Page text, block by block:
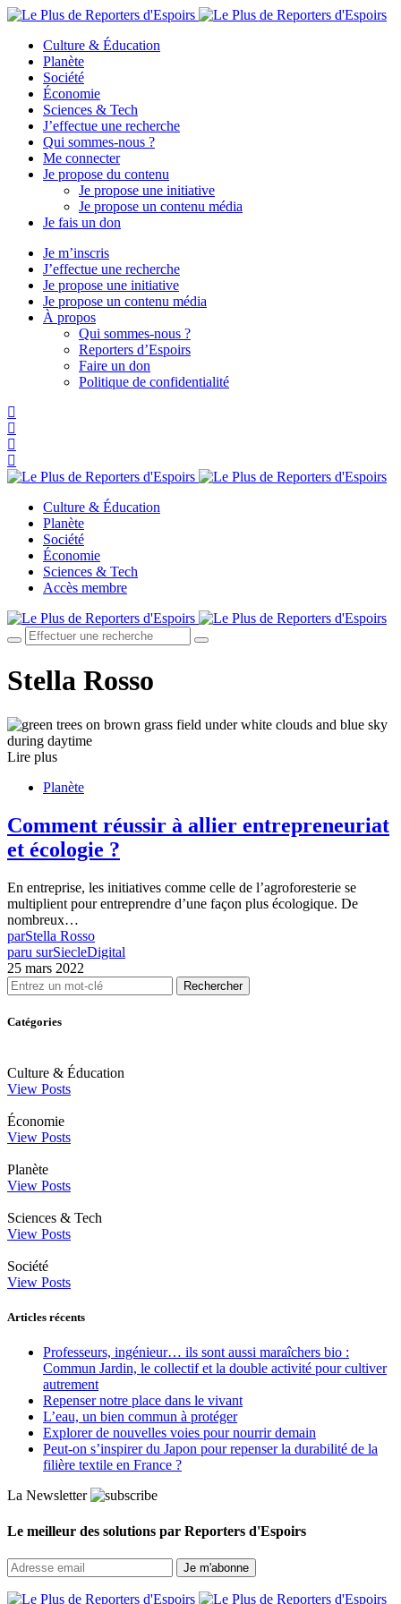
Culture & Éducation
Planète
Société
Économie
Sciences & Tech
J’effectue une recherche
Qui sommes-nous ?
Me connecter
Je propose du contenu
Je propose une initiative
Je propose un contenu média
Je fais un don
Je m’inscris
J’effectue une recherche
Je propose une initiative
Je propose un contenu média
À propos
Qui sommes-nous ?
Reporters d’Espoirs
Faire un don
Politique de confidentialité
Culture & Éducation
Planète
Société
Économie
Sciences & Tech
Accès membre
Stella Rosso
Lire plus
Planète
Comment réussir à allier entrepreneuriat
et écologie ?
En entreprise, les initiatives comme celle de l’agroforesterie se
multiplient pour entreprendre d’une façon plus écologique. De
nombreux…
parStella Rosso
paru surSiecleDigital
25 mars 2022
Rechercher
Catégories
Culture & Éducation
View Posts
Économie
View Posts
Planète
View Posts
Sciences & Tech
View Posts
Société
View Posts
Articles récents
Professeurs, ingénieur… ils sont aussi maraîchers bio :
Commun Jardin, le collectif et la double activité pour cultiver
autrement
Repenser notre place dans le vivant
L’eau, un bien commun à protéger
Explorer de nouvelles voies pour nourrir demain
Peut‑on s’inspirer du Japon pour repenser la durabilité de la
filière textile en France ?
La Newsletter
Le meilleur des solutions par Reporters d'Espoirs